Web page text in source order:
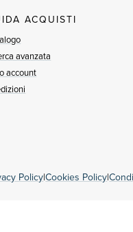
ACQUISTI
avanzata
account
Policy|Cookies Policy|